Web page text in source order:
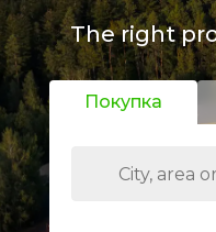
The right
Покупка